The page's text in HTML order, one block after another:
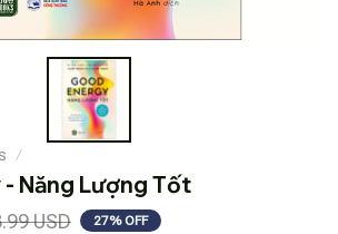
Năng Lượng Tốt
USD 27% OFF